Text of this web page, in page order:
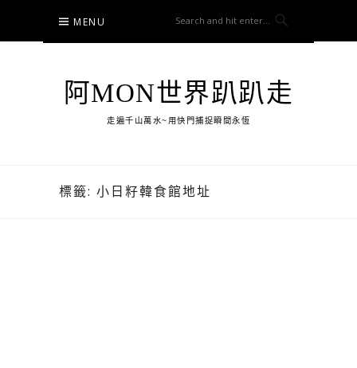
content
MENU
阿MON世界趴趴走
走遍千山萬水~用快門捕捉瞬間永恆
標籤: 小日籽韓食館地址